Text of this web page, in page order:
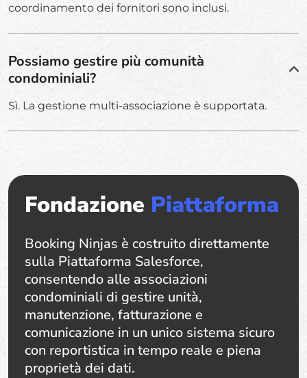
coordinamento dei fornitori sono inclusi.
Possiamo gestire più comunità
condominiali?
Sì. La gestione multi-associazione è supportata.
Fondazione Piattaforma
Booking Ninjas è costruito direttamente
sulla Piattaforma Salesforce,
consentendo alle associazioni
condominiali di gestire unità,
manutenzione, fatturazione e
comunicazione in un unico sistema sicuro
con reportistica in tempo reale e piena
proprietà dei dati.